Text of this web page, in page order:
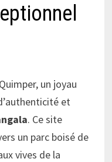
un joyau
et
. Ce site
un parc boisé de
vives de la